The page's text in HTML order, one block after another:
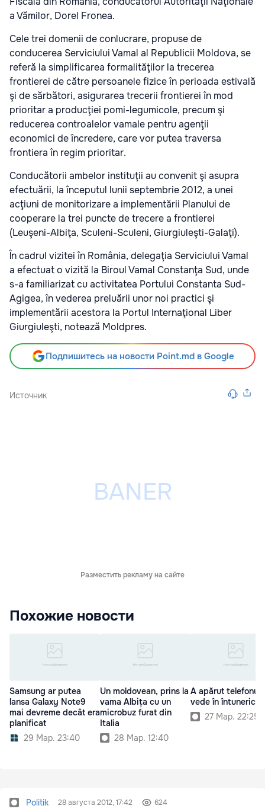
a Vămilor, Dorel Fronea.
Cele trei domenii de conlucrare, propuse de
conducerea Serviciului Vamal al Republicii Moldova, se
referă la simplificarea formalităţilor la trecerea
frontierei de către persoanele fizice în perioada estivală
şi de sărbători, asigurarea trecerii frontierei în mod
prioritar a producţiei pomi-legumicole, precum şi
reducerea controalelor vamale pentru agenţii
economici de încredere, care vor putea traversa
frontiera în regim prioritar.
Conducătorii ambelor instituţii au convenit şi asupra
efectuării, la începutul lunii septembrie 2012, a unei
acţiuni de monitorizare a implementării Planului de
cooperare la trei puncte de trecere a frontierei
(Leuşeni-Albiţa, Sculeni-Sculeni, Giurgiuleşti-Galaţi).
În cadrul vizitei în România, delegaţia Serviciului Vamal
a efectuat o vizită la Biroul Vamal Constanţa Sud, unde
s-a familiarizat cu activitatea Portului Constanta Sud-
Agigea, în vederea preluării unor noi practici şi
implementării acestora la Portul Internaţional Liber
Giurgiuleşti, notează Moldpres.
Подпишитесь на новости Point.md в Google
Источник
Разместить рекламу на сайте
Похожие новости
Samsung ar putea
lansa Galaxy Note9
mai devreme decât era
planificat
29 Мар. 23:40
Un moldovean, prins la
vama Albița cu un
microbuz furat din
Italia
28 Мар. 12:40
A apărut telefonul
vede în întuneric
27 Мар. 22:25
Politik 28 августа 2012, 17:42 624